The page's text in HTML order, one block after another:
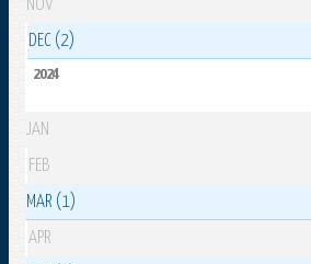
NOV
DEC (2)
2024
JAN
FEB
MAR (1)
APR